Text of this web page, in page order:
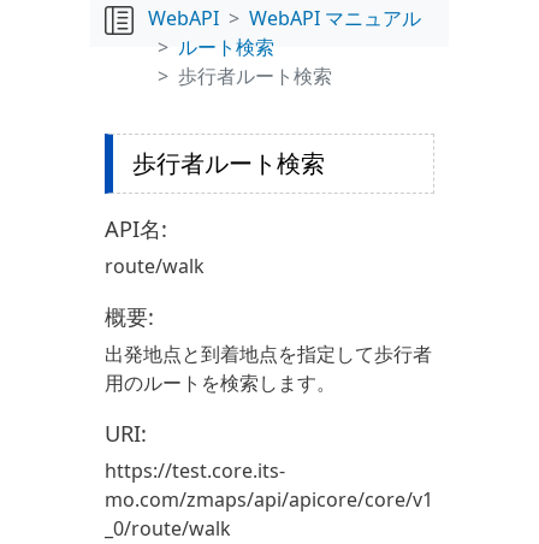
WebAPI
WebAPI マニュアル
ルート検索
歩行者ルート検索
歩行者ルート検索
API名:
route/walk
概要:
出発地点と到着地点を指定して歩行者
用のルートを検索します。
URI:
https://test.core.its-
mo.com/zmaps/api/apicore/core/v1
_0/route/walk